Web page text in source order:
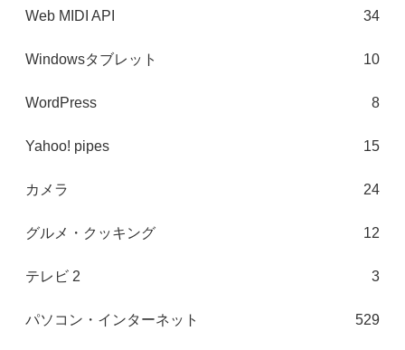
Web MIDI API 34
Windowsタブレット 10
WordPress 8
Yahoo! pipes 15
カメラ 24
グルメ・クッキング 12
テレビ 2 3
パソコン・インターネット 529